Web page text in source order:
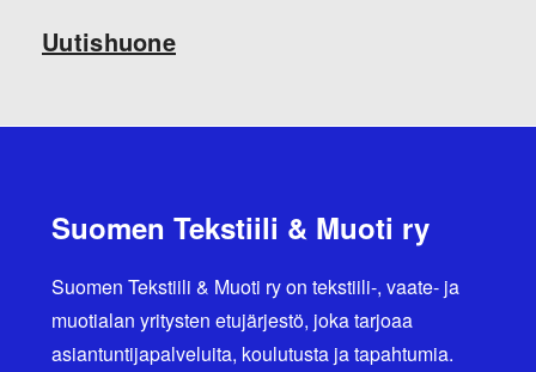
Uutishuone
Suomen Tekstiili & Muoti ry
Suomen Tekstiili & Muoti ry on tekstiili-, vaate- ja
muotialan yritysten etujärjestö, joka tarjoaa
asiantuntijapalveluita, koulutusta ja tapahtumia.